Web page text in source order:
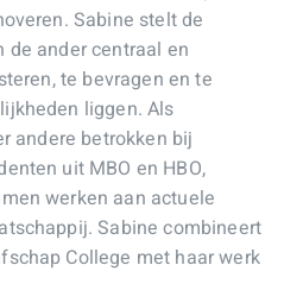
Sabine stelt de
ander centraal en
te bevragen en te
liggen. Als
andere betrokken bij
uit MBO en HBO,
werken aan actuele
Sabine combineert
College met haar werk